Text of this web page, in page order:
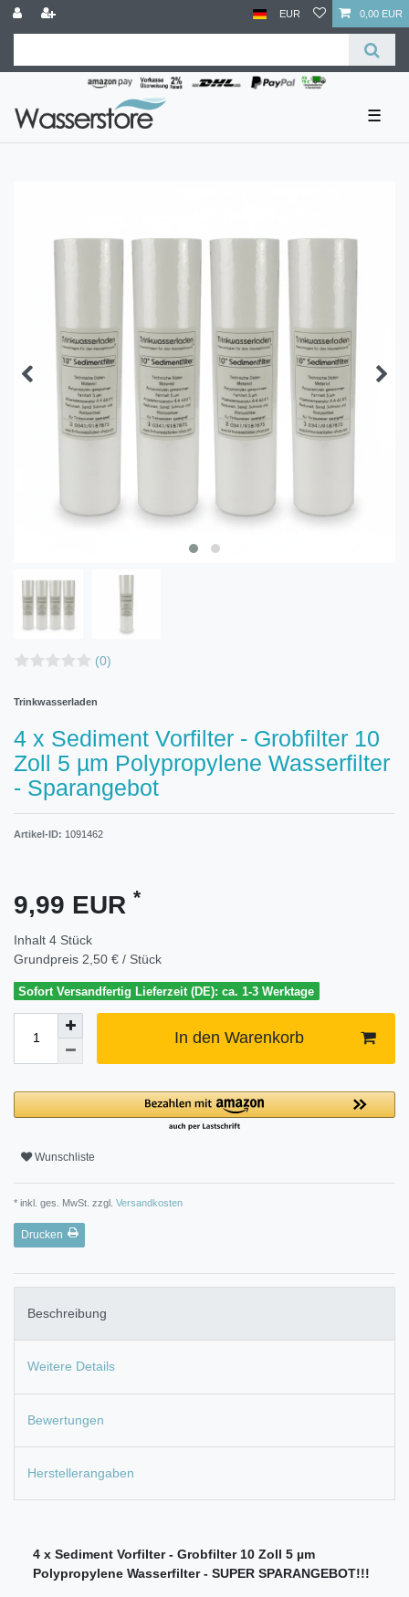
EUR 0,00 EUR
☰
(0)
Trinkwasserladen
4 x Sediment Vorfilter - Grobfilter 10
Zoll 5 µm Polypropylene Wasserfilter
- Sparangebot
Artikel-ID: 1091462
9,99 EUR *
Inhalt 4 Stück
Grundpreis 2,50 € / Stück
Sofort Versandfertig Lieferzeit (DE): ca. 1-3 Werktage
In den Warenkorb
Wunschliste
* inkl. ges. MwSt. zzgl. Versandkosten
Drucken
Beschreibung
Weitere Details
Bewertungen
Herstellerangaben
4 x Sediment Vorfilter - Grobfilter 10 Zoll 5 µm
Polypropylene Wasserfilter - SUPER SPARANGEBOT!!!